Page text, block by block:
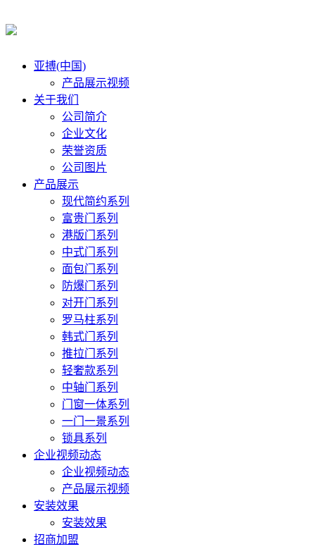
亚搏(中国)
产品展示视频
关于我们
公司简介
企业文化
荣誉资质
公司图片
产品展示
现代简约系列
富贵门系列
港版门系列
中式门系列
面包门系列
防爆门系列
对开门系列
罗马柱系列
韩式门系列
推拉门系列
轻奢款系列
中轴门系列
门窗一体系列
一门一景系列
锁具系列
企业视频动态
企业视频动态
产品展示视频
安装效果
安装效果
招商加盟